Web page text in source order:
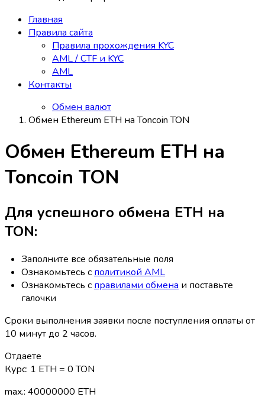
Главная
Правила сайта
Правила прохождения KYC
AML / CTF и KYC
AML
Контакты
Обмен валют
Обмен Ethereum ETH на Toncoin TON
Обмен Ethereum ETH на
Toncoin TON
Для успешного обмена ETH на
TON:
Заполните все обязательные поля
Ознакомьтесь с политикой AML
Ознакомьтесь с правилами обмена и поставьте
галочки
Сроки выполнения заявки после поступления оплаты от
10 минут до 2 часов.
Отдаете
Курс: 1 ETH = 0 TON
max.: 40000000 ETH